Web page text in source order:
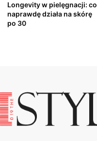
Longevity w pielęgnacji: co
naprawdę działa na skórę
po 30